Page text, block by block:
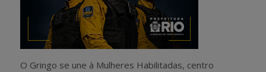
O Gringo se une à Mulheres Habilitadas, centro